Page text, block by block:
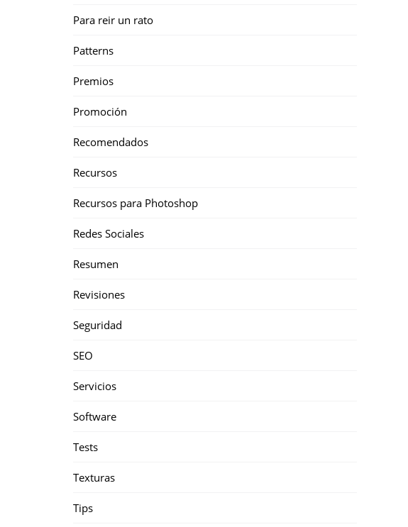
Para reir un rato
Patterns
Premios
Promoción
Recomendados
Recursos
Recursos para Photoshop
Redes Sociales
Resumen
Revisiones
Seguridad
SEO
Servicios
Software
Tests
Texturas
Tips